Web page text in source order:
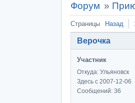
Форум »
Страницы Назад
Верочка
Участник
Откуда: Ульяновск
Здесь с 2007-12-06
Сообщений: 36